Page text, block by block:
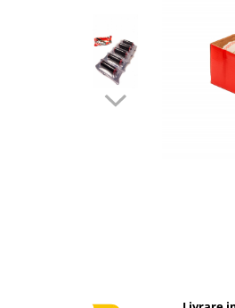
Cantar de verificare
Cantar cu numarare
Cantar cu etichete